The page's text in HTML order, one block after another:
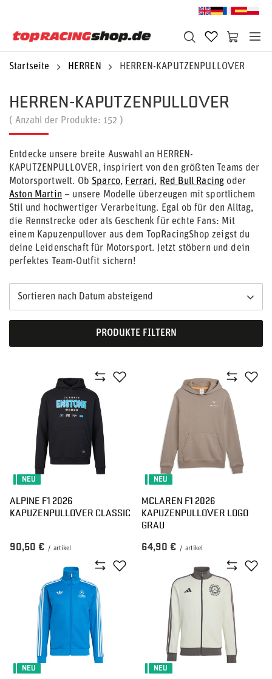
Startseite HERREN HERREN-KAPUTZENPULLOVER
HERREN-KAPUTZENPULLOVER
( Anzahl der Produkte: 152 )
Entdecke unsere breite Auswahl an HERREN-
KAPUTZENPULLOVER, inspiriert von den größten Teams der
Motorsportwelt. Ob Sparco, Ferrari, Red Bull Racing oder
Aston Martin – unsere Modelle überzeugen mit sportlichem
Stil und hochwertiger Verarbeitung. Egal ob für den Alltag,
die Rennstrecke oder als Geschenk für echte Fans: Mit
einem Kapuzenpullover aus dem TopRacingShop zeigst du
deine Leidenschaft für Motorsport. Jetzt stöbern und dein
perfektes Team-Outfit sichern!
Sortieren nach Datum absteigend
PRODUKTE FILTERN
NEU
ALPINE F1 2026
KAPUZENPULLOVER CLASSIC
90,50 € / artikel
NEU
MCLAREN F1 2026
KAPUZENPULLOVER LOGO
GRAU
64,90 € / artikel
NEU NEU